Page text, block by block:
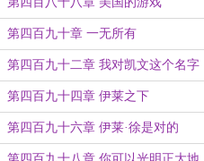
第四百九十章 一无所有
第四百九十二章 我对凯文这个名字
过敏
第四百九十四章 伊莱之下
第四百九十六章 伊莱·徐是对的